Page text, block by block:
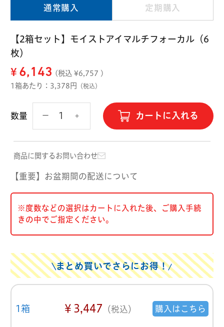
通常購入 定期購入
【2箱セット】モイストアイマルチフォーカル（6
枚）
¥ 6,143 (税込 ¥6,757 )
1箱あたり：3,378円
（税込）
数量 カートに入れる
商品に関するお問い合わせ
【重要】お盆期間の配送について
※度数などの選択はカートに入れた後、ご購入手続
きの中でご指定ください。
まとめ買いでさらにお得！
1箱 ￥3,447 （税込） 購入はこちら